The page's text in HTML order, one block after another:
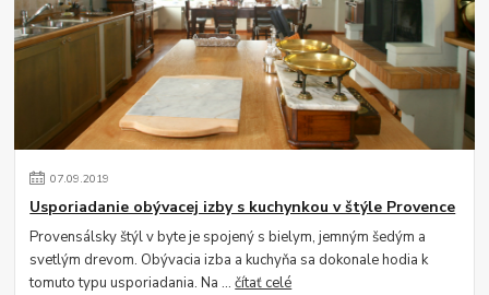
07.09.2019
Usporiadanie obývacej izby s kuchynkou v štýle Provence
Provensálsky štýl v byte je spojený s bielym, jemným šedým a
svetlým drevom. Obývacia izba a kuchyňa sa dokonale hodia k
tomuto typu usporiadania. Na ...čítať celé